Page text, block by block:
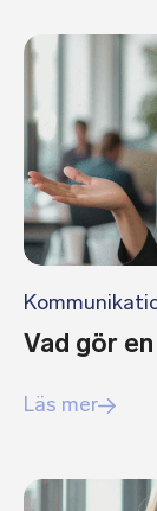
Vad gör
Läs mer